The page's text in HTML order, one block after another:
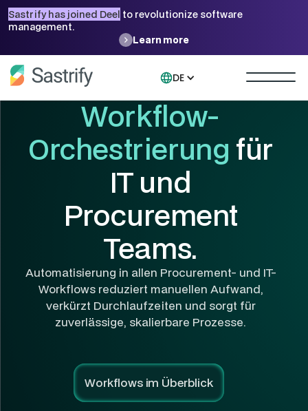
Sastrify has joined Deel to revolutionize software
management.
Learn more
DE
Workflow-
Orchestrierung für
IT und
Procurement
Teams.
Automatisierung in allen Procurement- und IT-
Workflows reduziert manuellen Aufwand,
verkürzt Durchlaufzeiten und sorgt für
zuverlässige, skalierbare Prozesse.
Workflows im Überblick